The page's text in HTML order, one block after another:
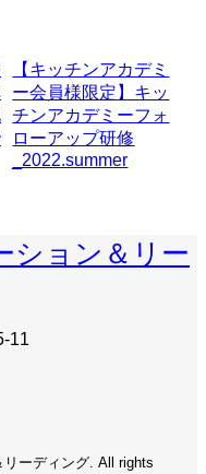
【キッチンアカデミ
ー会員様限定】キッ
チンアカデミーフォ
ローアップ研修
_2022.summer
ション＆リー
11
ーディング. All rights